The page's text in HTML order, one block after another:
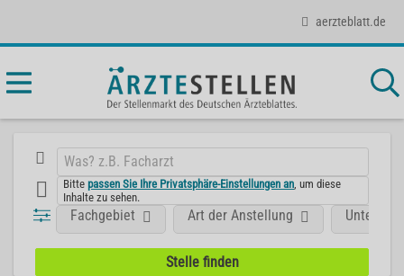
aerzteblatt.de
Bittepassen Sie Ihre Privatsphäre-Einstellungen an , um diese
Inhalte zu sehen.
Fachgebiet Art der Anstellung